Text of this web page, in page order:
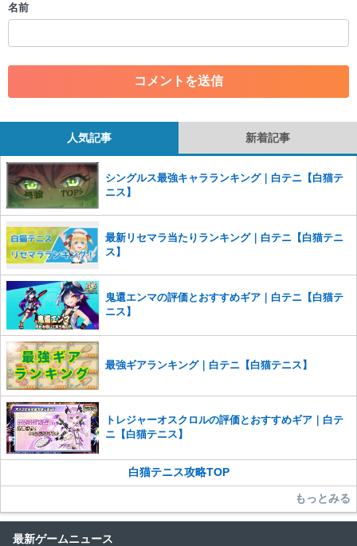
・一度削除された投稿を再び投稿すること
・アカウントの売買など金銭が絡む内容の投稿
・各ゲームのネタバレを含む内容の投稿
・その他、管理者が不適切と判断した投稿
だけますでしょうか。
コメントの削除を申請する※投稿内容を確認後、順次対応さ
せていただきます。ご了承ください。
※一度削除したコメントは復元ができませんのでご注意くだ
さい。
また、過度な利用規約の違反や、弊社に損害の及ぶ内容の書き込みがあ
った場合は、法的措置をとらせていただく場合もございますので、あら
かじめご理解くださいませ。
名前
人気記事 新着記事
シングルス最強キャラランキング｜白テニ【白猫テ
ニス】
最新リセマラ当たりランキング｜白テニ【白猫テニ
ス】
鬼還エンマの評価とおすすめギア｜白テニ【白猫テ
ニス】
最強ギアランキング｜白テニ【白猫テニス】
トレジャーオスクロルの評価とおすすめギア｜白テ
ニ【白猫テニス】
白猫テニス攻略TOP
もっとみる
最新ゲームニュース